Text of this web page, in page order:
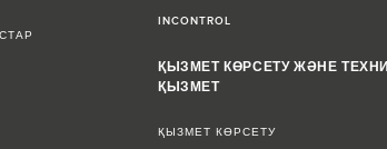
INCONTROL
ҚЫЗМЕТ КӨРСЕТУ ЖӘНЕ
ҚЫЗМЕТ
ҚЫЗМЕТ КӨРСЕТУ